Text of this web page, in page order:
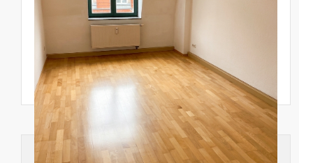
Suchhistorie